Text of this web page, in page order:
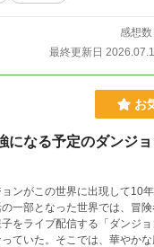
感想
最終更新日
お
になる予定のダンジ
ョンがこの世界に出現して10
一部となった世界では、冒
をライブ配信する「ダンジ
ていた。そこでは、華やか